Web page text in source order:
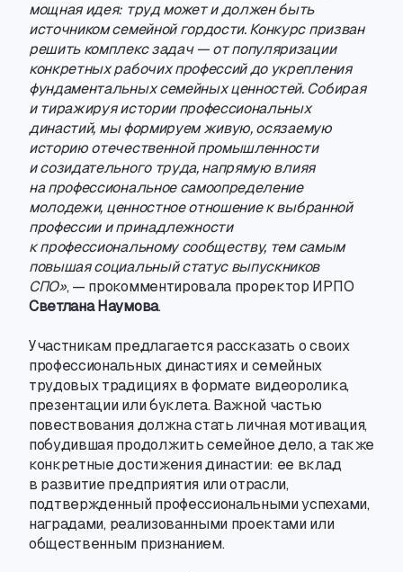
мощная идея: труд может и должен быть
источником семейной гордости. Конкурс призван
решить комплекс задач — от популяризации
конкретных рабочих профессий до укрепления
фундаментальных семейных ценностей. Собирая
и тиражируя истории профессиональных
династий, мы формируем живую, осязаемую
историю отечественной промышленности
и созидательного труда, напрямую влияя
на профессиональное самоопределение
молодежи, ценностное отношение к выбранной
профессии и принадлежности
к профессиональному сообществу, тем самым
повышая социальный статус выпускников
СПО», — прокомментировала проректор ИРПО
Светлана Наумова.
Участникам предлагается рассказать о своих
профессиональных династиях и семейных
трудовых традициях в формате видеоролика,
презентации или буклета. Важной частью
повествования должна стать личная мотивация,
побудившая продолжить семейное дело,а также
конкретные достижения династии: ее вклад
в развитие предприятия или отрасли,
подтвержденный профессиональными успехами,
наградами, реализованными проектами или
общественным признанием.